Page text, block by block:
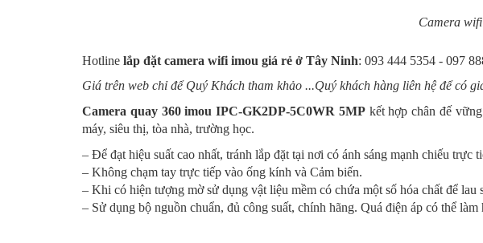
Camera
Hotline lắp đặt camera wifi imou giá rẻ ở Tây Ninh: 093 444 5354 - 097
Giá trên web chỉ để Quý Khách tham khảo ...Quý khách hàng liên hệ để có
Camera quay 360 imouIPC-GK2DP-5C0WR 5MPkết hợp chân đế
máy, siêu thị, tòa nhà, trường học.
– Để đạt hiệu suất cao nhất, tránh lắp đặt tại nơi có ánh sáng mạnh chiếu trực
– Không chạm tay trực tiếp vào ống kính và Cảm biến.
– Khi có hiện tượng mờ sử dụng vật liệu mềm có chứa một số hóa chất để lau
– Sử dụng bộ nguồn chuẩn, đủ công suất, chính hãng. Quá điện áp có thể làm